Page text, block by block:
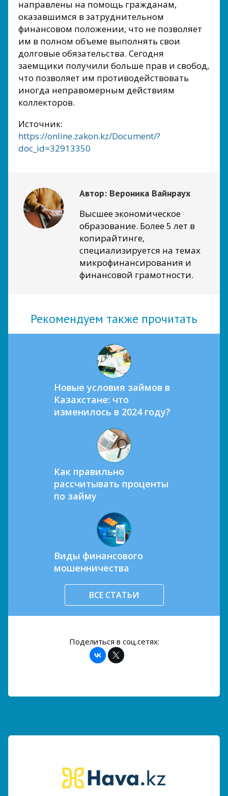
направлены на помощь гражданам,
оказавшимся в затруднительном
финансовом положении, что не позволяет
им в полном объеме выполнять свои
долговые обязательства. Сегодня
заемщики получили больше прав и свобод,
что позволяет им противодействовать
иногда неправомерным действиям
коллекторов.
Источник:
https://online.zakon.kz/Document/?
doc_id=32913350
Автор: Вероника Вайнраух
Высшее экономическое
образование. Более 5 лет в
копирайтинге,
специализируется на темах
микрофинансирования и
финансовой грамотности.
Рекомендуем также прочитать
Новые условия займов в
Казахстане: что
изменилось в 2024 году?
Как правильно
рассчитывать проценты
по займу
Виды финансового
мошенничества
ВСЕ СТАТЬИ
Поделиться в соц.сетях: